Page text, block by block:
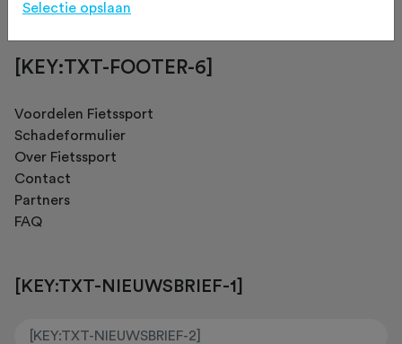
[KEY:TXT-FOOTER-6]
Voordelen Fietssport
Schadeformulier
Over Fietssport
Contact
Partners
FAQ
[KEY:TXT-NIEUWSBRIEF-1]
Selectie opslaan